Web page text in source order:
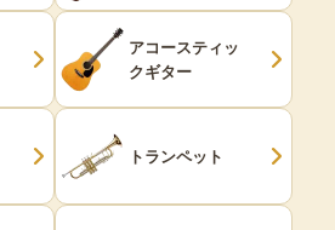
アコースティッ
クギター
トランペット